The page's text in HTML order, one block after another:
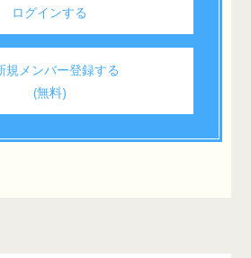
ログインする
規メンバー登録する
(無料)